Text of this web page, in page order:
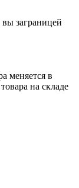
заграницей
меняется в
на складе